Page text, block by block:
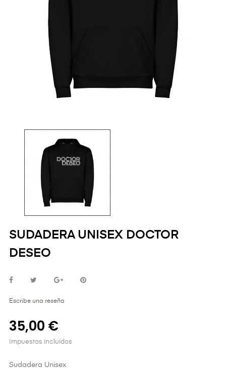
SUDADERA UNISEX DOCTOR
DESEO
Escribe una reseña
35,00 €
Impuestos incluidos
Sudadera Unisex